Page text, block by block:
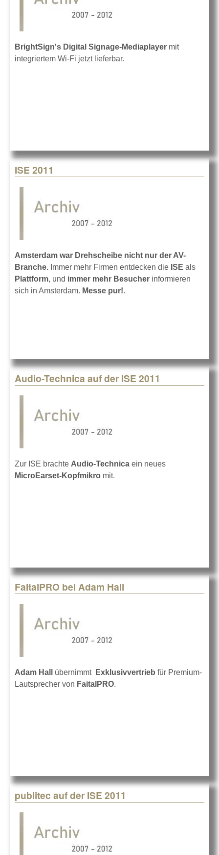
BrightSign's Digital Signage-Mediaplayer mit
integriertem Wi-Fi jetzt lieferbar.
ISE 2011
Amsterdam war Drehscheibe nicht nur der AV-
Branche. Immer mehr Firmen entdecken die ISE als
Plattform, und immer mehr Besucher informieren
sich in Amsterdam. Messe pur!.
Audio-Technica auf der ISE 2011
Zur ISE brachte Audio-Technica ein neues
MicroEarset-Kopfmikro mit.
FaitalPRO bei Adam Hall
Adam Hall übernimmt Exklusivvertrieb für Premium-
Lautsprecher von FaitalPRO.
publitec auf der ISE 2011